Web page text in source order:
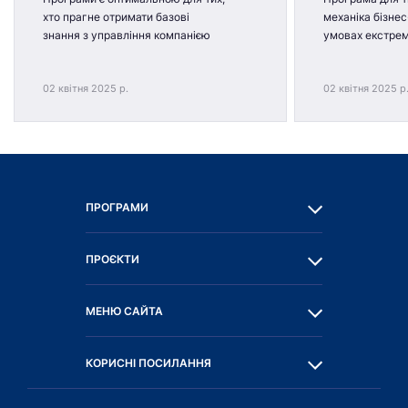
хто прагне отримати базові
знання з управління компанією
02 квітня 2025 р.
механіка
умовах
02 квітня 2025 р.
ПРОГРАМИ
ПРОЄКТИ
МЕНЮ САЙТА
КОРИСНІ ПОСИЛАННЯ